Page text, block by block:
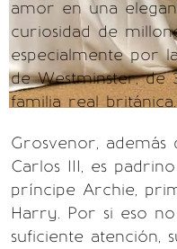
amor en una
curiosidad de
especialmente por
de Westminster, de
familia real británica.
Grosvenor,
Carlos III, es
príncipe Archie,
Harry. Por si eso
suficiente atención,